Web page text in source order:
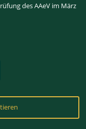
des AAeV im März